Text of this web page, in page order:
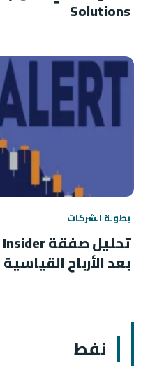
Solutions
بطولة الشركات
بعد الأرباح القياسية
نفط